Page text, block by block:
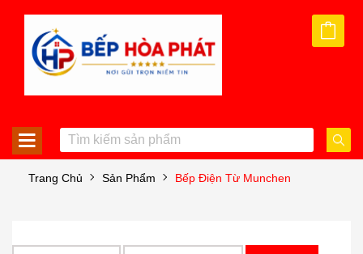
Trang Chủ Sản Phẩm Bếp Điện Từ Munchen